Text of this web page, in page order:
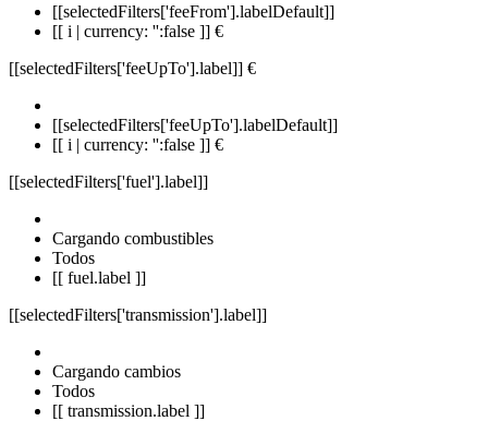
[[selectedFilters['feeFrom'].labelDefault]]
[[ i | currency: '':false ]] €
[[selectedFilters['feeUpTo'].label]] €
[[selectedFilters['feeUpTo'].labelDefault]]
[[ i | currency: '':false ]] €
[[selectedFilters['fuel'].label]]
Cargando combustibles
Todos
[[ fuel.label ]]
[[selectedFilters['transmission'].label]]
Cargando cambios
Todos
[[ transmission.label ]]